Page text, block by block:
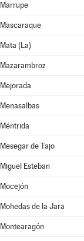
Marrupe
Mascaraque
Mata (La)
Mazarambroz
Mejorada
Menasalbas
Méntrida
Mesegar de Tajo
Miguel Esteban
Mocejón
Mohedas de la Jara
Montearagón